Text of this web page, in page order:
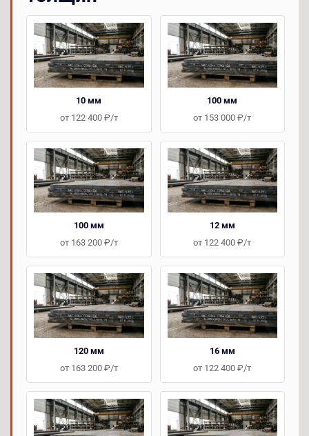
10 мм
от 122 400 ₽/т
100 мм
от 153 000 ₽/т
100 мм
от 163 200 ₽/т
12 мм
от 122 400 ₽/т
120 мм
от 163 200 ₽/т
16 мм
от 122 400 ₽/т